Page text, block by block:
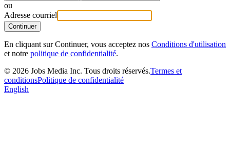
ou
Adresse courriel
Continuer
En cliquant sur Continuer, vous acceptez nos Conditions d'utilisation
et notre politique de confidentialité.
© 2026 Jobs Media Inc. Tous droits réservés.Termes et
conditionsPolitique de confidentialité
English